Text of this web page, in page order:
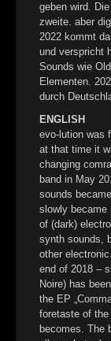
geben wird.
zweite. aber
2022 kommt
und verspricht
Sounds wie
Elementen.
durch
ENGLISH
evo-lution was
at that time it
changing
band in May
sounds
slowly became
of (dark)
synth sounds,
other
end of 2018 –
Noire) has
the EP
foretaste of the
becomes. The